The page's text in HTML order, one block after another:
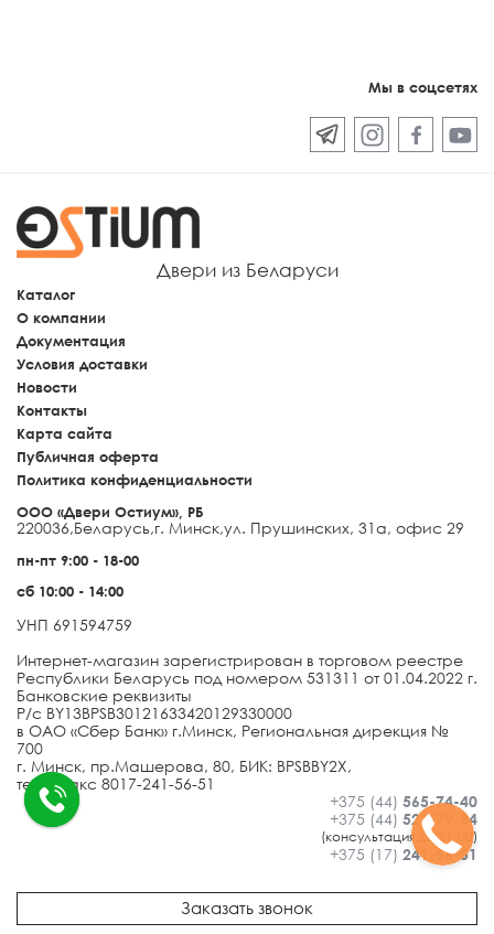
Мы в соцсетях
Двери из Беларуси
Каталог
О компании
Документация
Условия доставки
Новости
Контакты
Карта сайта
Публичная оферта
Политика конфиденциальности
ООО «Двери Остиум», РБ
220036,Беларусь,г. Минск,ул. Прушинских, 31а, офис 29
пн-пт 9:00 - 18-00
сб 10:00 - 14:00
УНП 691594759
Интернет-магазин зарегистрирован в торговом реестре
Республики Беларусь под номером 531311 от 01.04.2022 г.
Банковские реквизиты
Р/с BY13BPSB30121633420129330000
в ОАО «Сбер Банк» г.Минск, Региональная дирекция №
700
г. Минск, пр.Машерова, 80, БИК: BPSBBY2X,
тел./факс 8017-241-56-51
+375 (44) 565-74-40
+375 (44) 522-79-84
(консультация до 21-00)
+375 (17) 241-56-51
Заказать звонок